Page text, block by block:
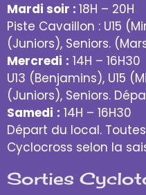
Mardi soir : 18H – 20H
Piste Cavaillon : U15
(Juniors), Seniors.
Mercredi : 14H – 16H30
U13 (Benjamins), U15
(Juniors), Seniors.
Samedi : 14H – 16H30
Départ du local.
Cyclocross selon la
Sorties